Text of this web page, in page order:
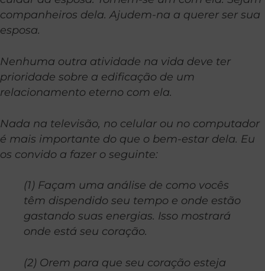
companheiros dela. Ajudem-na a querer ser sua
esposa.
Nenhuma outra atividade na vida deve ter
prioridade sobre a edificação de um
relacionamento eterno com ela.
Nada na televisão, no celular ou no computador
é mais importante do que o bem-estar dela. Eu
os convido a fazer o seguinte:
(1) Façam uma análise de como vocês
têm dispendido seu tempo e onde estão
gastando suas energias. Isso mostrará
onde está seu coração.
(2) Orem para que seu coração esteja